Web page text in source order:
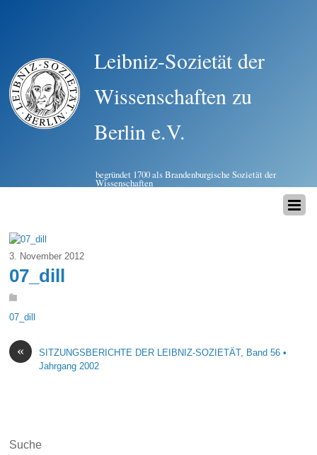
Leibniz-Sozietät der
Wissenschaften zu
Berlin e.V.
begründet 1700 als Brandenburgische Sozietät der
Wissenschaften
3. November 2012
07_dill
07_dill
«
SITZUNGSBERICHTE DER LEIBNIZ-SOZIETÄT, Band 56 •
Jahrgang 2002
Suche